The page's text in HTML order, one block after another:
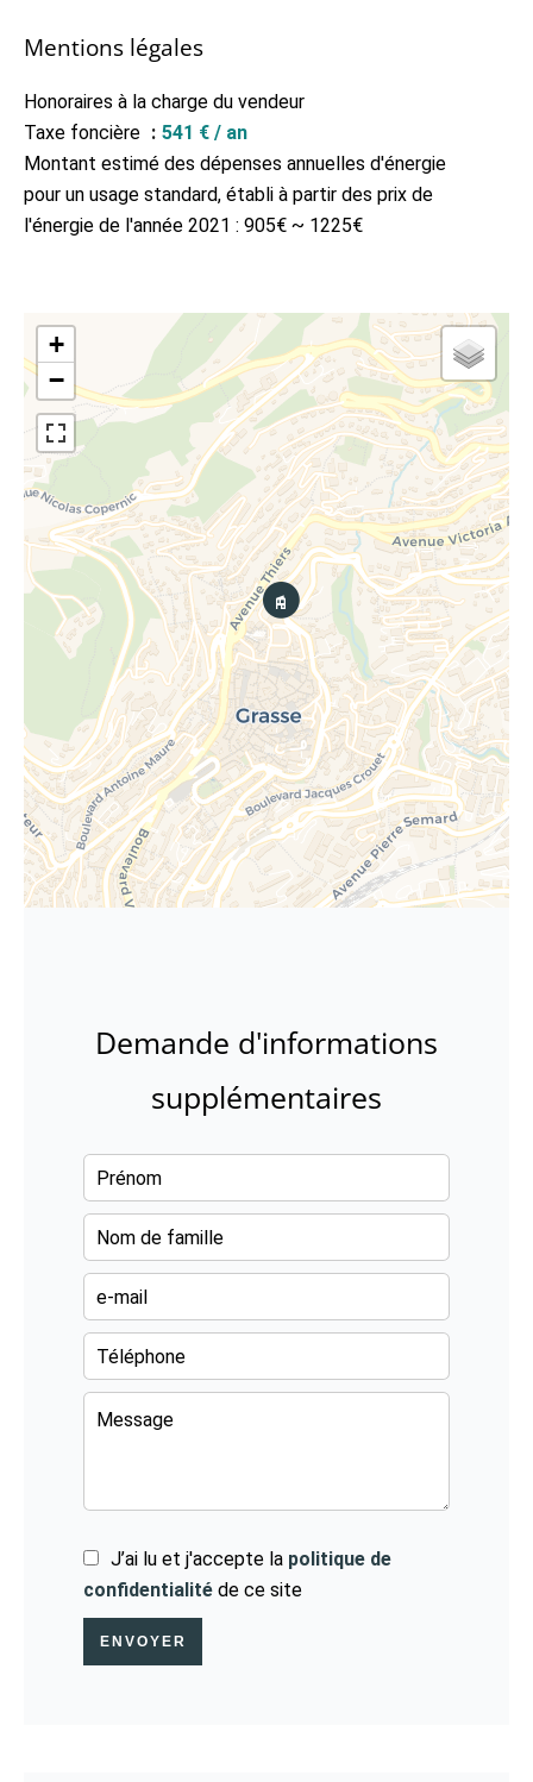
Mentions légales
Honoraires à la charge du vendeur
Taxe foncière
541 € / an
Montant estimé des dépenses annuelles d'énergie
pour un usage standard, établi à partir des prix de
l'énergie de l'année 2021 : 905€ ~ 1225€
+
−
Demande d'informations
supplémentaires
J’ai lu et j'accepte la politique de
confidentialité de ce site
ENVOYER